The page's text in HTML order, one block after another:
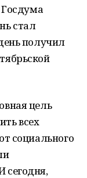
Госдума
стал
получил
цель
всех
социального
сегодня,